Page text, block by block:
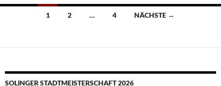
Beitragsnavigation
1 2 … 4 NÄCHSTE →
SOLINGER STADTMEISTERSCHAFT 2026